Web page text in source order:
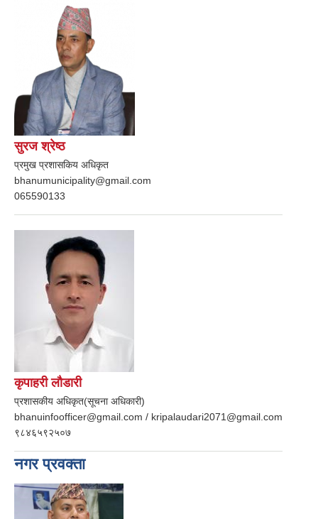
सुरज श्रेष्ठ
प्रमुख प्रशासकिय अधिकृत
bhanumunicipality@gmail.com
065590133
कृपाहरी लौडारी
प्रशासकीय अधिकृत(सूचना अधिकारी)
bhanuinfoofficer@gmail.com / kripalaudari2071@gmail.com
९८४६५९२५०७
नगर प्रवक्ता